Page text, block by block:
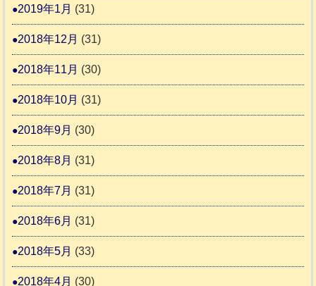
2019年1月 (31)
2018年12月 (31)
2018年11月 (30)
2018年10月 (31)
2018年9月 (30)
2018年8月 (31)
2018年7月 (31)
2018年6月 (31)
2018年5月 (33)
2018年4月 (30)